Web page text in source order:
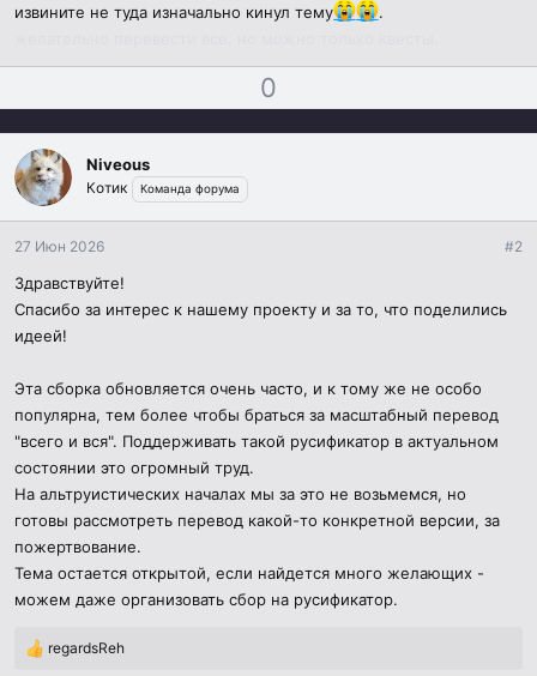
извините не туда изначально кинул тему
.
о
з
т
и
й
л
о
с
0
е
г
и
й
л
о
с
Niveous
Котик Команда форума
27 Июн 2026 #2
Здравствуйте!
Спасибо за интерес к нашему проекту и за то, что поделились
идеей!
Эта сборка обновляется очень часто, и к тому же не особо
популярна, тем более чтобы браться за масштабный перевод
"всего и вся". Поддерживать такой русификатор в актуальном
состоянии это огромный труд.
На альтруистических началах мы за это не возьмемся, но
готовы рассмотреть перевод какой-то конкретной версии, за
пожертвование.
Тема остается открытой, если найдется много желающих -
можем даже организовать сбор на русификатор.
Р
regardsReh